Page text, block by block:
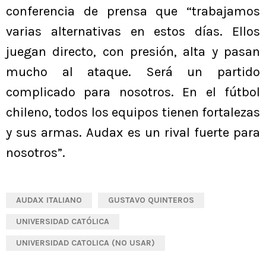
conferencia de prensa que “trabajamos
varias alternativas en estos días. Ellos
juegan directo, con presión, alta y pasan
mucho al ataque. Será un partido
complicado para nosotros. En el fútbol
chileno, todos los equipos tienen fortalezas
y sus armas. Audax es un rival fuerte para
nosotros”.
AUDAX ITALIANO GUSTAVO QUINTEROS
UNIVERSIDAD CATÓLICA
UNIVERSIDAD CATOLICA (NO USAR)